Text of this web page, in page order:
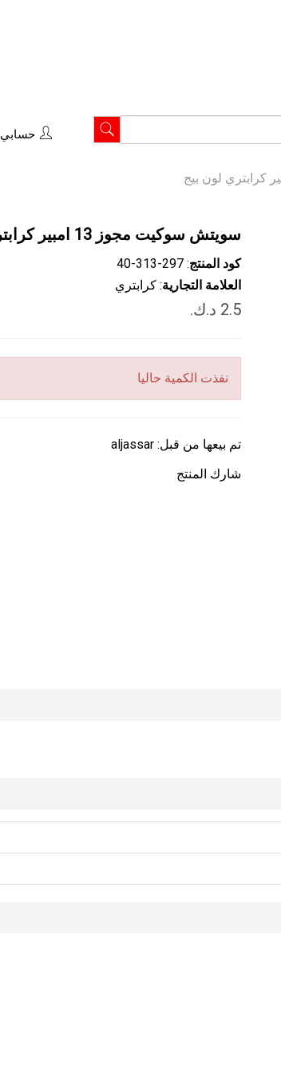
حسابي
سويتش سوكيت مجوز 13 امبير كرابتري لون بيج
كود المنتج: ‎40-313-297
العلامة التجارية: كرابتري
نفذت الكمية حاليا
تم بيعها من قبل: aljassar
شارك المنتج